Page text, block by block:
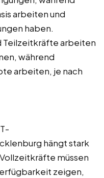
arbeiten und
haben.
Teilzeitkräfte arbeiten
während
arbeiten, je nach
hängt stark
müssen
zeigen,